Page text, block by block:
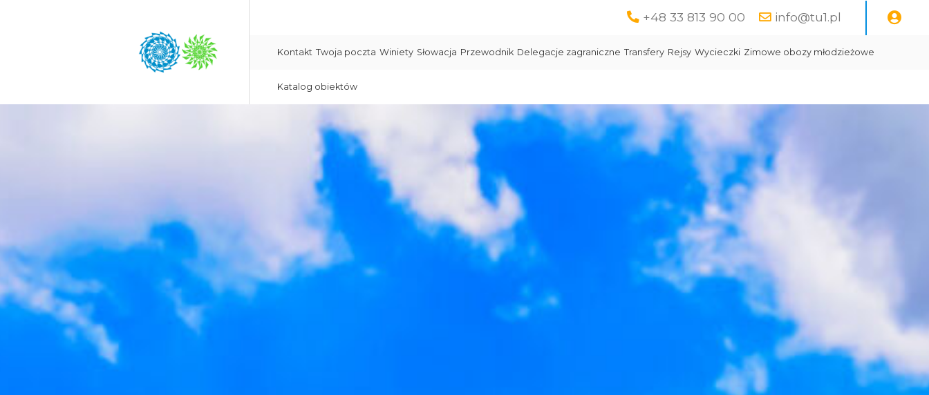
+48 33 813 90 00 info@tu1.pl
Kontakt Twoja poczta Winiety Słowacja Przewodnik Delegacje zagraniczne Transfery Rejsy Wycieczki Zimowe obozy młodzieżowe
Katalog obiektów